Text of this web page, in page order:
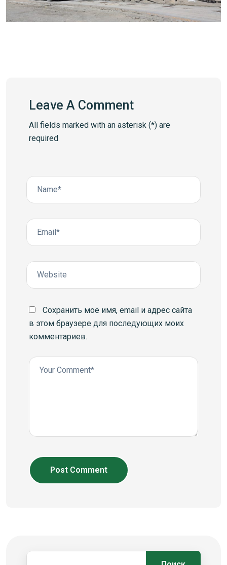
Leave A Comment
All fields marked with an asterisk (*) are
required
Сохранить моё имя, email и адрес сайта
в этом браузере для последующих моих
комментариев.
Post Comment